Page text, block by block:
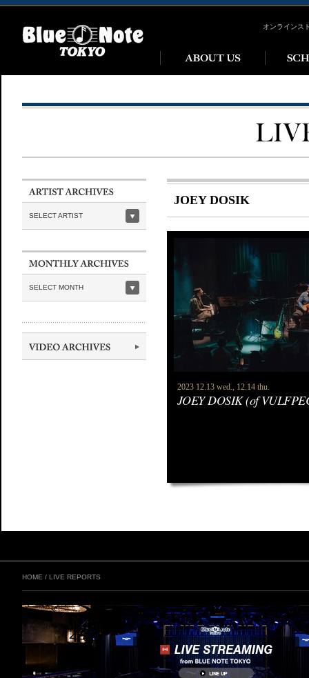
オンラインス
SELECT ARTIST
SELECT MONTH
JOEY DOSIK
2023 12.13 wed., 12.14 thu.
JOEY DOSIK (of
HOME / LIVE REPORTS